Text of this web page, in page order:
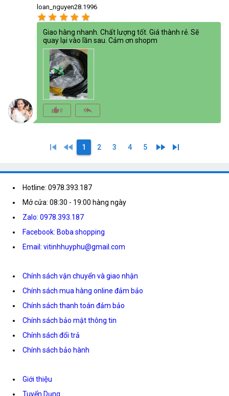
loan_nguyen28.1996
star star star star star
Giao hàng nhanh. Chất lượng tốt. Giá thành rẻ. Sẽ
quay lại vào lần sau. Cảm ơn shopm
thumb_up_alt0 reply_all
skip_previous fast_rewind 1 2 3 4 5 fast_forward skip_next
Hotline: 0978.393.187
Mở cửa: 08:30 - 19:00 hàng ngày
Zalo: 0978.393.187
Facebook: Boba shopping
Email: vitinhhuyphu@gmail.com
Chính sách vận chuyển và giao nhận
Chính sách mua hàng online đảm bảo
Chính sách thanh toán đảm bảo
Chính sách bảo mật thông tin
Chính sách đổi trả
Chính sách bảo hành
Giới thiệu
Tuyển Dụng